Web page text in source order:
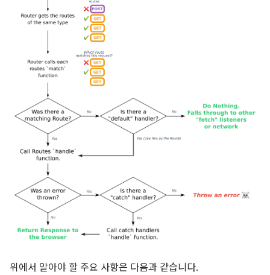
위에서 알아야 할 주요 사항은 다음과 같습니다.